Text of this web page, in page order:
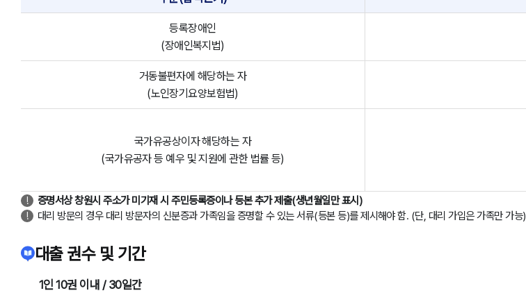
등록장애인
(장애인복지법)
거동불편자에 해당하는 자
(노인장기요양보험법)
국가유공상이자 해당하는 자
(국가유공자 등 예우 및 지원에 관한 법률 등)
증명서상 창원시 주소가 미기재 시 주민등록증이나 등본 추가 제출(생년월일만 표시)
대리 방문의 경우 대리 방문자의 신분증과 가족임을 증명할 수 있는 서류(등본 등)를 제시해야 함. (단, 대리 가입은 가족만 가능)
대출 권수 및 기간
1인 10권 이내 / 30일간